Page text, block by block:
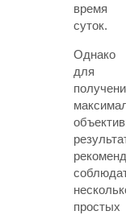
время
суток.
Однако
для
простых